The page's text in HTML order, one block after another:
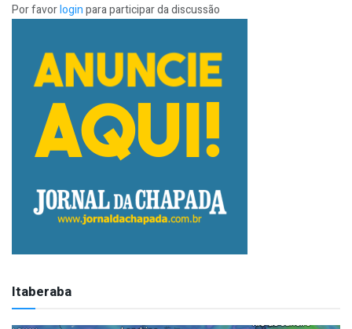
Por favorloginpara participar da discussão
Itaberaba